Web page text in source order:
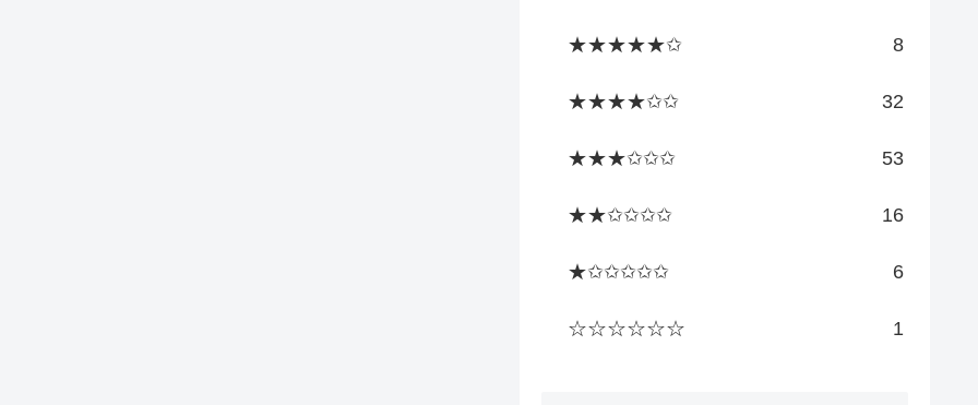
★★★★★✩ 8
★★★★✩✩ 32
★★★✩✩✩ 53
★★✩✩✩✩ 16
★✩✩✩✩✩ 6
☆☆☆☆☆☆ 1